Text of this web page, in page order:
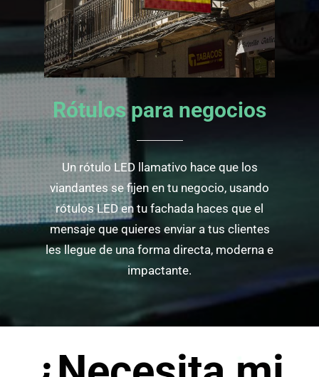
Rótulos para negocios
Un rótulo LED llamativo hace que los
viandantes se fijen en tu negocio, usando
rótulos LED en tu fachada haces que el
mensaje que quieres enviar a tus clientes
les llegue de una forma directa, moderna e
impactante.